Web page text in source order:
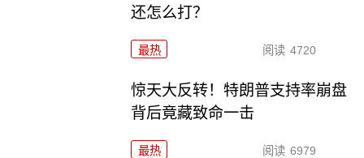
还怎么打？
最热 阅读 4720
惊天大反转！特朗普支持率崩盘
背后竟藏致命一击
最热 阅读 6979